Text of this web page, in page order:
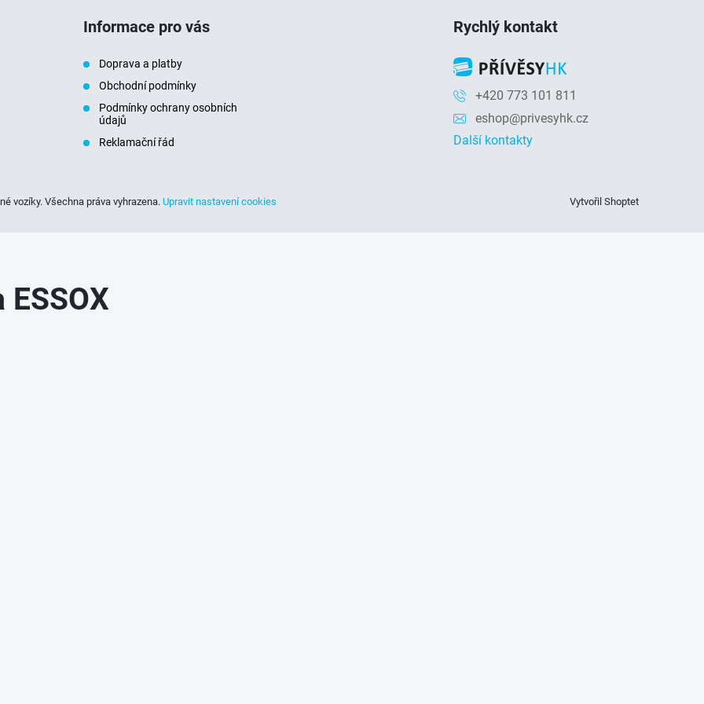
Informace pro vás
Doprava a platby
Obchodní podmínky
Podmínky ochrany osobních
údajů
Reklamační řád
Rychlý kontakt
+420 773 101 811
eshop@privesyhk.cz
Další kontakty
Vytvořil Shoptet
vozíky. Všechna práva vyhrazena. Upravit nastavení cookies